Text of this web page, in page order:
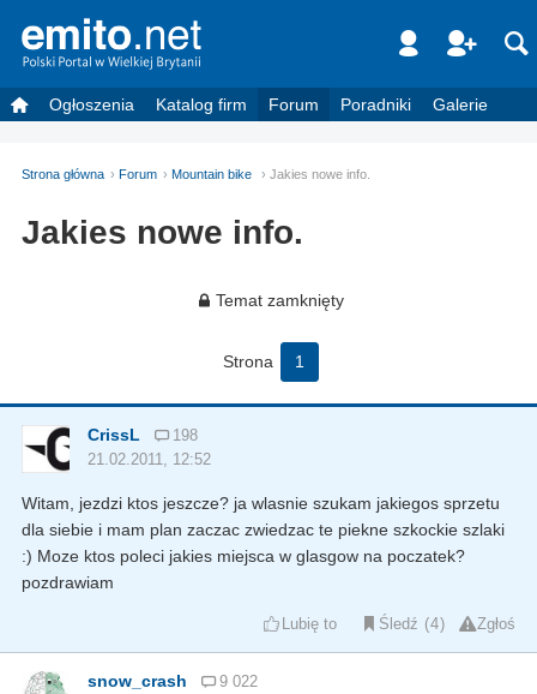
Ogłoszenia Katalog firm Forum Poradniki Galerie
Strona główna Forum Mountain bike Jakies nowe info.
Jakies nowe info.
Temat zamknięty
Strona 1
CrissL
198
21.02.2011, 12:52
Witam, jezdzi ktos jeszcze? ja wlasnie szukam jakiegos sprzetu
dla siebie i mam plan zaczac zwiedzac te piekne szkockie szlaki
:) Moze ktos poleci jakies miejsca w glasgow na poczatek?
pozdrawiam
Lubię to Śledź 4 Zgłoś
snow_crash
9 022